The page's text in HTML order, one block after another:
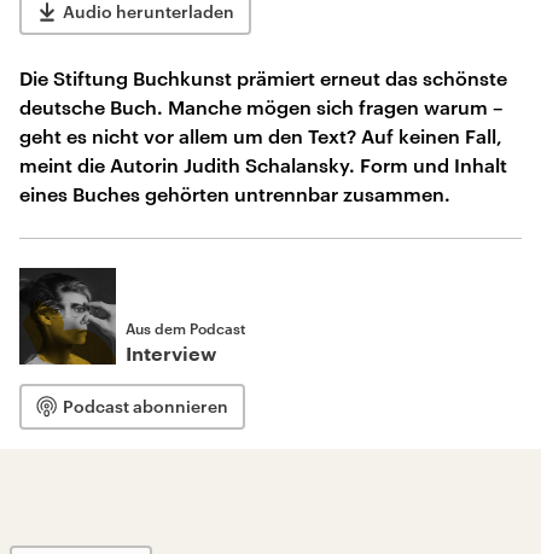
Audio herunterladen
Die Stiftung Buchkunst prämiert erneut das schönste
deutsche Buch. Manche mögen sich fragen warum –
geht es nicht vor allem um den Text? Auf keinen Fall,
meint die Autorin Judith Schalansky. Form und Inhalt
eines Buches gehörten untrennbar zusammen.
Aus dem Podcast
Interview
Podcast abonnieren